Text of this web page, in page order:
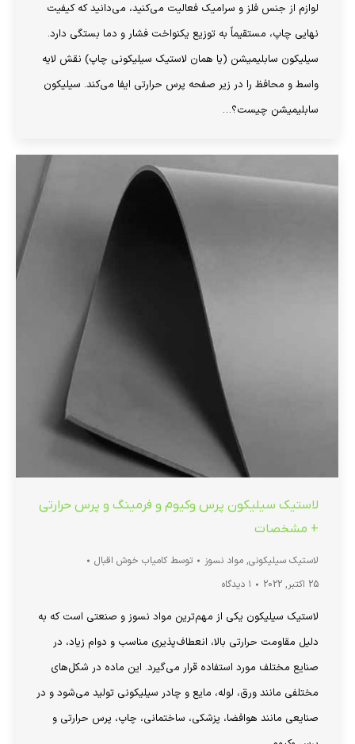
لوازم از جنس فلز و سرامیک فعالیت می‌کنید، می‌دانید که کیفیت
نهایی چاپ، مستقیماً به توزیع یکنواخت فشار و دما بستگی دارد.
سیلیکون سابلیمیشن (یا همان لاستیک سیلیکونی چاپ) نقش لایه
واسط و محافظ را در زیر صفحه پرس حرارتی ایفا می‌کند. سیلیکون
سابلیمیشن چیست؟…
لاستیک سیلیکون پرس وکیوم و فرمینگ و پرس حرارتی
+ مشخصات
لاستیک سیلیکونی, مواد نسوز توسط کامیاب خوش اقبال
25 اکتبر, 2022
۱ دیدگاه
لاستیک سیلیکون یکی از مهم‌ترین مواد نسوز و صنعتی است که به
دلیل مقاومت حرارتی بالا، انعطاف‌پذیری مناسب و دوام زیاد، در
صنایع مختلف مورد استفاده قرار می‌گیرد. این ماده در شکل‌های
مختلفی مانند ورق، لوله، مایع و چادر سیلیکونی تولید می‌شود و در
صنایعی مانند هوافضا، پزشکی، ساختمانی، چاپ، پرس حرارتی و